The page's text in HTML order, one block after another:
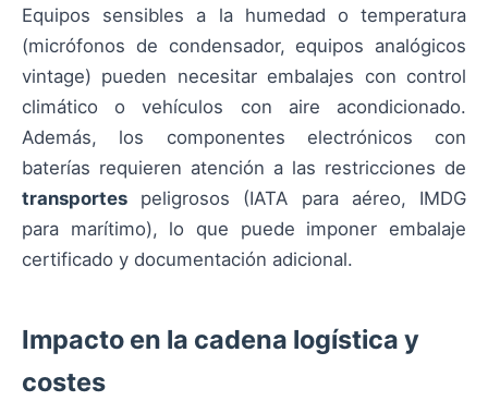
Equipos sensibles a la humedad o temperatura
(micrófonos de condensador, equipos analógicos
vintage) pueden necesitar embalajes con control
climático o vehículos con aire acondicionado.
Además, los componentes electrónicos con
baterías requieren atención a las restricciones de
transportes peligrosos (IATA para aéreo, IMDG
para marítimo), lo que puede imponer embalaje
certificado y documentación adicional.
Impacto en la cadena logística y
costes